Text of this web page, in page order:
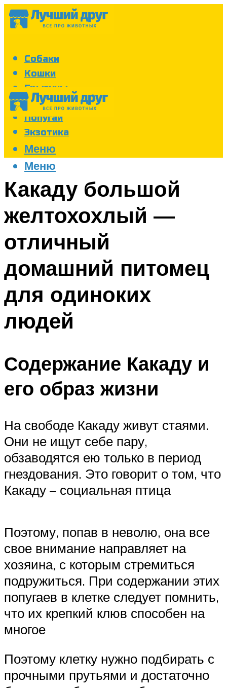
Собаки
Кошки
Грызуны
Аквариум
Попугаи
Экзотика
Меню
Меню
Какаду большой
желтохохлый —
отличный
домашний питомец
для одиноких
людей
Содержание Какаду и
его образ жизни
На свободе Какаду живут стаями.
Они не ищут себе пару,
обзаводятся ею только в период
гнездования. Это говорит о том, что
Какаду – социальная птица
Поэтому, попав в неволю, она все
свое внимание направляет на
хозяина, с которым стремиться
подружиться. При содержании этих
попугаев в клетке следует помнить,
что их крепкий клюв способен на
многое
Поэтому клетку нужно подбирать с
прочными прутьями и достаточно